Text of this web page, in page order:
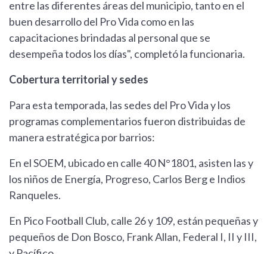
entre las diferentes áreas del municipio, tanto en el
buen desarrollo del Pro Vida como en las
capacitaciones brindadas al personal que se
desempeña todos los días", completó la funcionaria.
Cobertura territorial y sedes
Para esta temporada, las sedes del Pro Vida y los
programas complementarios fueron distribuidas de
manera estratégica por barrios:
En el SOEM, ubicado en calle 40 N°1801, asisten las y
los niños de Energía, Progreso, Carlos Berg e Indios
Ranqueles.
En Pico Football Club, calle 26 y 109, están pequeñas y
pequeños de Don Bosco, Frank Allan, Federal I, II y III,